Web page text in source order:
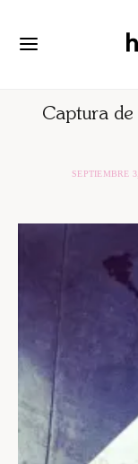
Captura
SEPTIEMBRE